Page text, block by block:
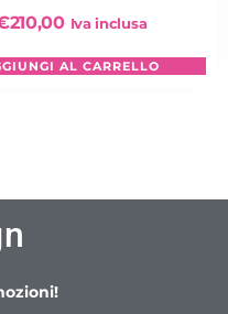
210,00 Iva inclusa
AL CARRELLO